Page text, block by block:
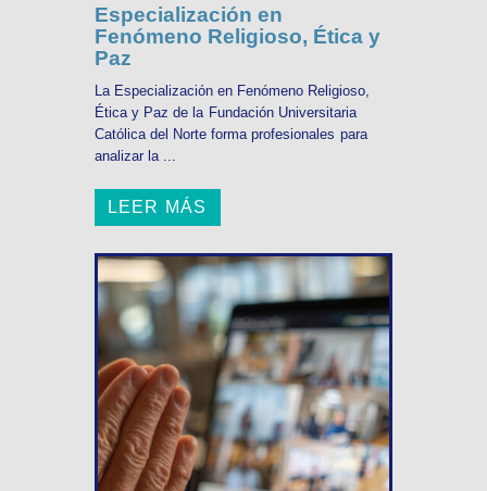
Especialización en
Fenómeno Religioso, Ética y
Paz
La Especialización en Fenómeno Religioso,
Ética y Paz de la Fundación Universitaria
Católica del Norte forma profesionales para
analizar la ...
LEER MÁS